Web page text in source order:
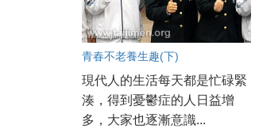
青春不老養生趣(下)
現代人的生活每天都是忙碌緊
湊，得到憂鬱症的人日益增
多，大家也逐漸意識...